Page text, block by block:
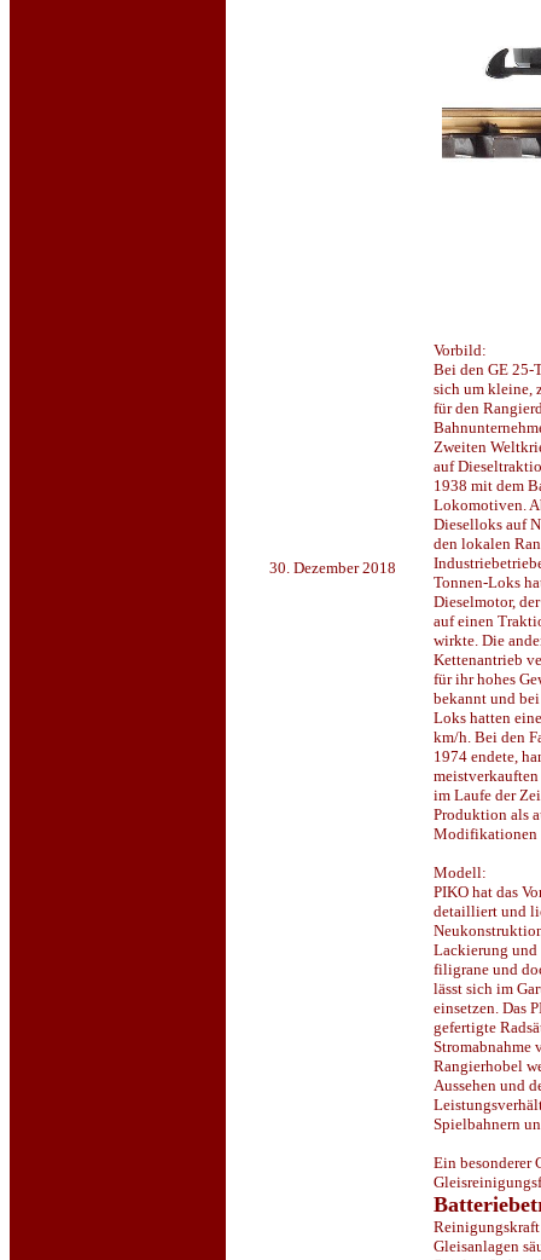
30. Dezember 2018
Vorbild:
Bei den GE 25-
sich um kleine,
für den
Zweiten
auf
1938 mit dem
Lokomotiven.
Dieselloks auf
den lokalen
Tonnen-Loks
Dieselmotor,
auf einen
wirkte. Die
Kettenantrieb
für ihr hohes
bekannt und
Loks hatten
km/h. Bei den
1974 endete,
im Laufe der
Produktion als
Modifikationen
Modell:
PIKO hat das
detailliert und
Lackierung
filigrane und
lässt sich im
einsetzen. Das
gefertigte
Stromabnahme
Rangierhobel
Aussehen und
Spielbahnern
Ein besonderer
Reinigungskraft
Gleisanlagen